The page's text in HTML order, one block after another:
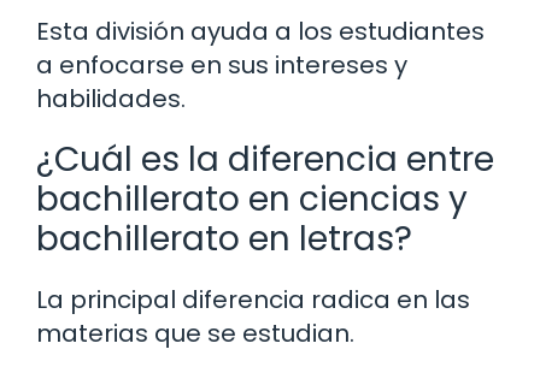
Esta división ayuda a los estudiantes
a enfocarse en sus intereses y
habilidades.
¿Cuál es la diferencia entre
bachillerato en ciencias y
bachillerato en letras?
La principal diferencia radica en las
materias que se estudian.